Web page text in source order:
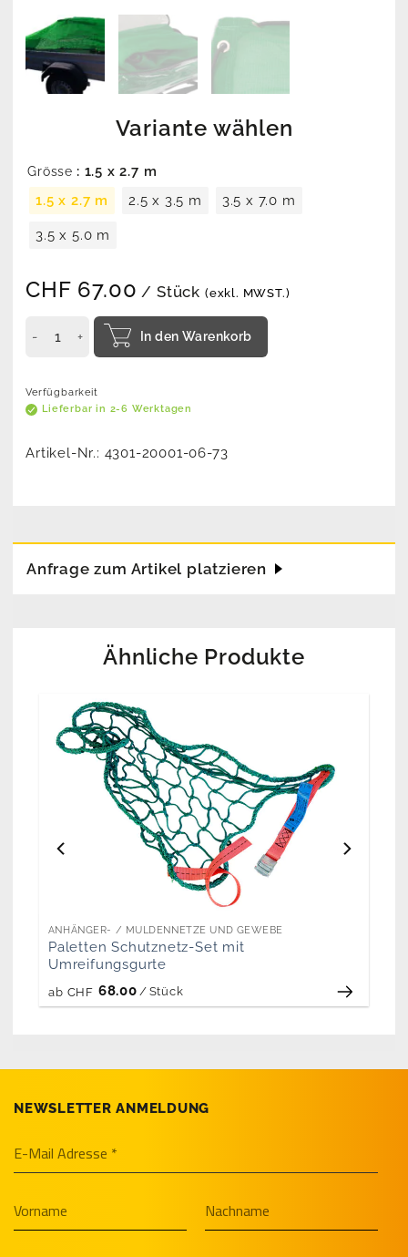
Variante wählen
Grösse : 1.5 x 2.7 m
1.5 x 2.7 m
2.5 x 3.5 m 3.5 x 7.0 m
3.5 x 5.0 m
CHF 67.00 / Stück (exkl. MWST.)
In den Warenkorb
Verfügbarkeit
Lieferbar in 2-6 Werktagen
Artikel-Nr.: 4301-20001-06-73
Anfrage zum Artikel platzieren
Ähnliche Produkte
ANHÄNGER- / MULDENNETZE UND GEWEBE
Paletten Schutznetz-Set mit
Umreifungsgurte
ab CHF 68.00 / Stück
NEWSLETTER ANMELDUNG